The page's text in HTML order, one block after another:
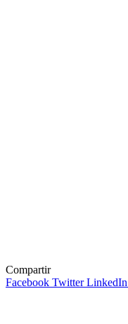
Compartir
Facebook Twitter LinkedIn